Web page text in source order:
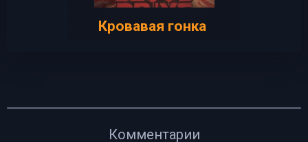
Кровавая гонка
Комментарии